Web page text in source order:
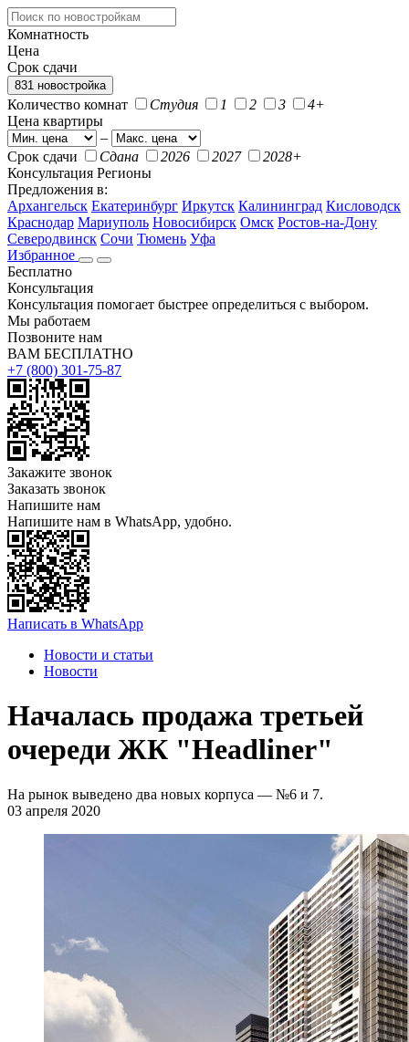
Комнатность
Цена
Срок сдачи
831 новостройка
Количество комнат Студия 1 2 3
4+
Цена квартиры
–
Срок сдачи
Сдана 2026 2027
2028+
Консультация Регионы
Предложения в:
Архангельск Екатеринбург Иркутск Калининград Кисловодск
Краснодар Мариуполь Новосибирск Омск Ростов-на-Дону
Северодвинск Сочи Тюмень Уфа
Избранное
Бесплатно
Консультация
Консультация помогает быстрее определиться с выбором.
Мы работаем
Позвоните нам
ВАМ БЕСПЛАТНО
+7 (800) 301-75-87
Закажите звонок
Заказать звонок
Напишите нам
Напишите нам в WhatsApp, удобно.
Написать в WhatsApp
Новости и статьи
Новости
Началась продажа третьей
очереди ЖК "Headliner"
На рынок выведено два новых корпуса — №6 и 7.
03 апреля 2020